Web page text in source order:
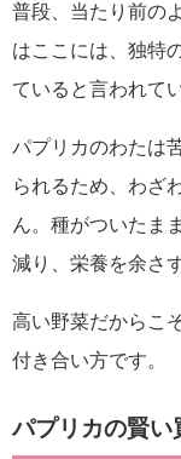
普段、当たり前の
はここには、独特
ていると言われて
パプリカのわたは
られるため、わざ
ん。種がついたま
減り、栄養を余さ
高い野菜だからこそ
付き合い方です。
パプリカの賢い